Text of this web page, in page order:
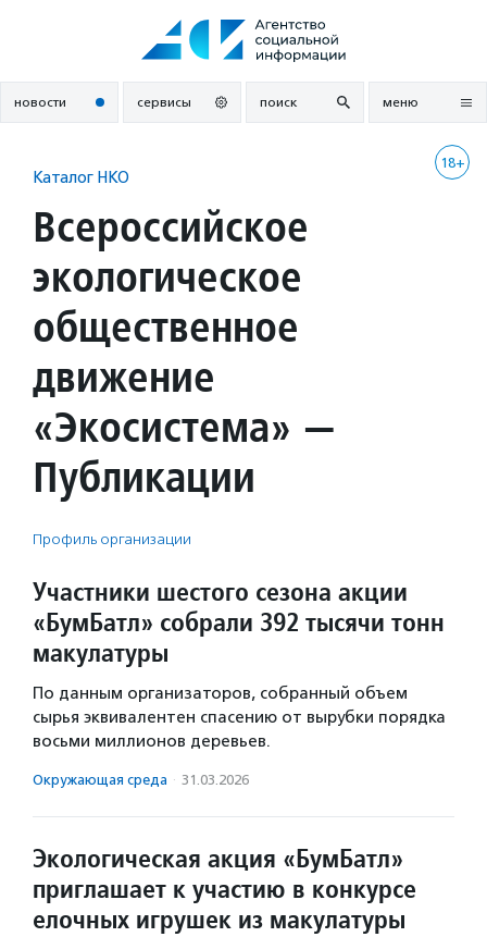
новости сервисы поиск меню
18+
Каталог НКО
Всероссийское
экологическое
общественное
движение
«Экосистема» —
Публикации
Профиль организации
Участники шестого сезона акции
«БумБатл» собрали 392 тысячи тонн
макулатуры
По данным организаторов, собранный объем
сырья эквивалентен спасению от вырубки порядка
восьми миллионов деревьев.
Окружающая среда · 31.03.2026
Экологическая акция «БумБатл»
приглашает к участию в конкурсе
елочных игрушек из макулатуры